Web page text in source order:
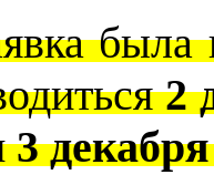
2
3 декабря